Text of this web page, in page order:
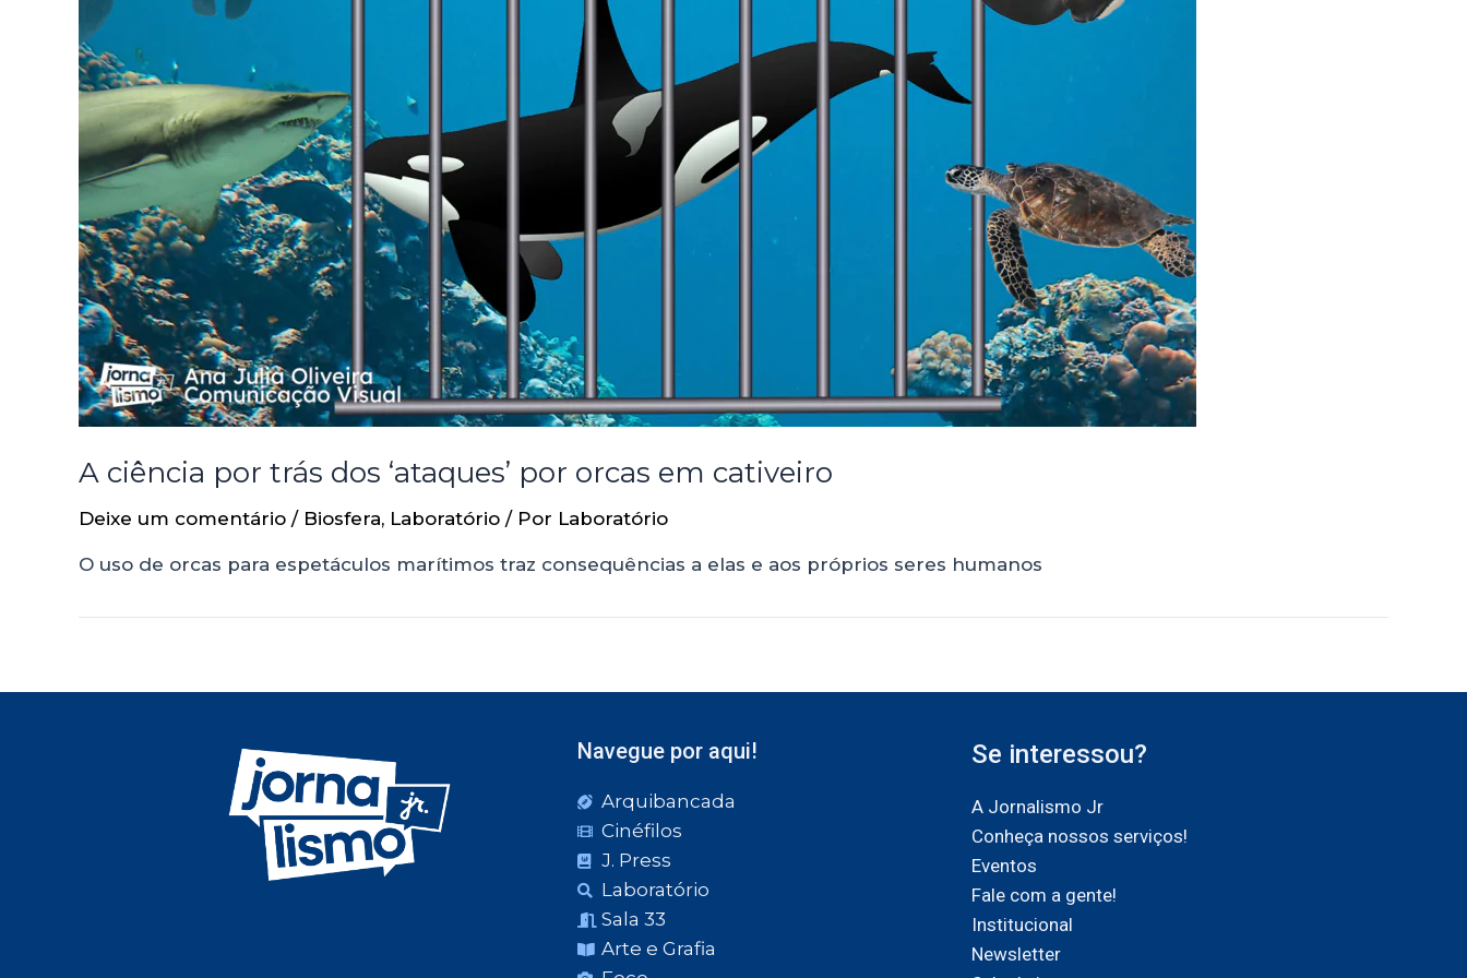
A ciência por trás dos ‘ataques’ por orcas em cativeiro
Deixe um comentário / Biosfera, Laboratório / Por Laboratório
O uso de orcas para espetáculos marítimos traz consequências a elas e aos próprios seres humanos
Navegue por aqui!
Arquibancada
Cinéfilos
J. Press
Laboratório
Sala 33
Arte e Grafia
Se interessou?
A Jornalismo Jr
Conheça nossos serviços!
Eventos
Fale com a gente!
Institucional
Newsletter